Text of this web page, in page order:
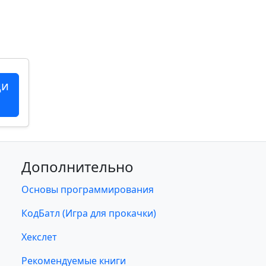
Дополнительно
Основы программирования
КодБатл (Игра для прокачки)
Хекслет
Рекомендуемые книги